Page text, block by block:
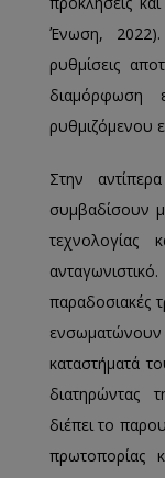
Ένωση,
ρυθμίσεις
διαμόρφωση
ρυθμιζόμενου
Στην
συμβαδίσουν
παραδοσιακές
ενσωματώνουν
καταστήματά
διατηρώντας
διέπει το
πρωτοπορίας